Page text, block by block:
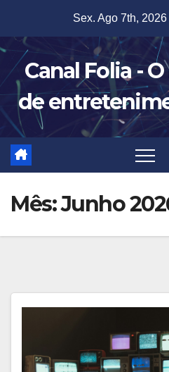
content
Sex. Ago 7th, 2026
Canal Folia -
de
Mês:Junho